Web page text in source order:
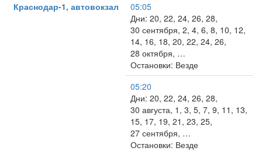
Краснодар-1, автовокзал
05:05
Дни: 20, 22, 24, 26, 28,
30 сентября, 2, 4, 6, 8, 10, 12,
14, 16, 18, 20, 22, 24, 26,
28 октября, …
Остановки: Везде
05:20
Дни: 20, 22, 24, 26, 28,
30 августа, 1, 3, 5, 7, 9, 11, 13,
15, 17, 19, 21, 23, 25,
27 сентября, …
Остановки: Везде